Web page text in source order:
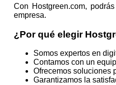
Con Hostgreen.com,
empresa.
¿Por qué elegir
Somos expertos en
Contamos con un
Ofrecemos soluciones
Garantizamos la